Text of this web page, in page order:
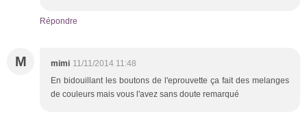
Répondre
M mimi 11/11/2014 11:48
En bidouillant les boutons de l'eprouvette ça fait des melanges
de couleurs mais vous l'avez sans doute remarqué